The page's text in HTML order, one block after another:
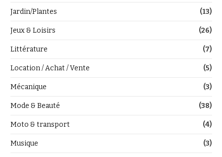
Jardin/Plantes (13)
Jeux & Loisirs (26)
Littérature (7)
Location / Achat / Vente (5)
Mécanique (3)
Mode & Beauté (38)
Moto & transport (4)
Musique (3)